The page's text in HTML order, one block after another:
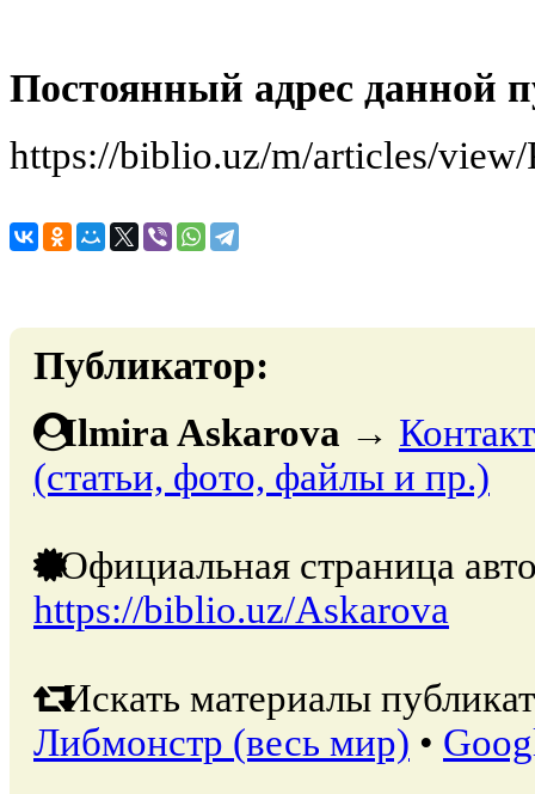
Постоянный адрес данной
https://biblio.uz/m/articles/
Публикатор:
Ilmira Askarova →
(статьи, фото, файлы и пр.)
Официальная страница
https://biblio.uz/Askarova
Искать материалы
Либмонстр (весь мир) •